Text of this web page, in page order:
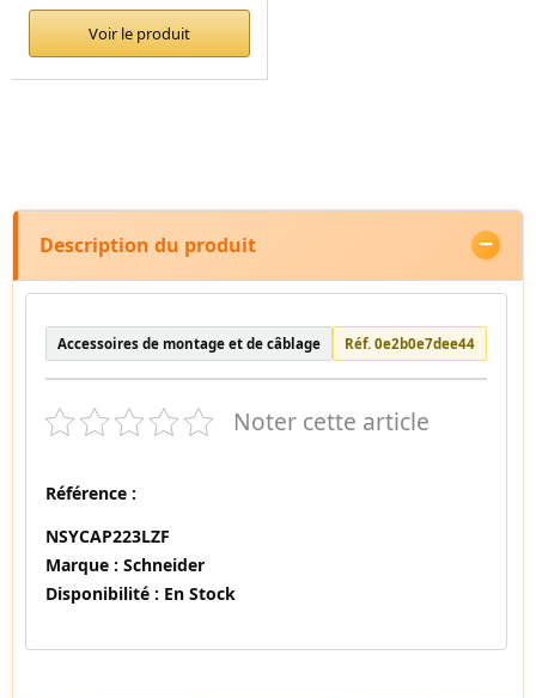
Voir le produit
Description du produit
Accessoires de montage et de câblage Réf. 0e2b0e7dee44
Noter cette article
Référence :
NSYCAP223LZF
Marque : Schneider
Disponibilité : En Stock